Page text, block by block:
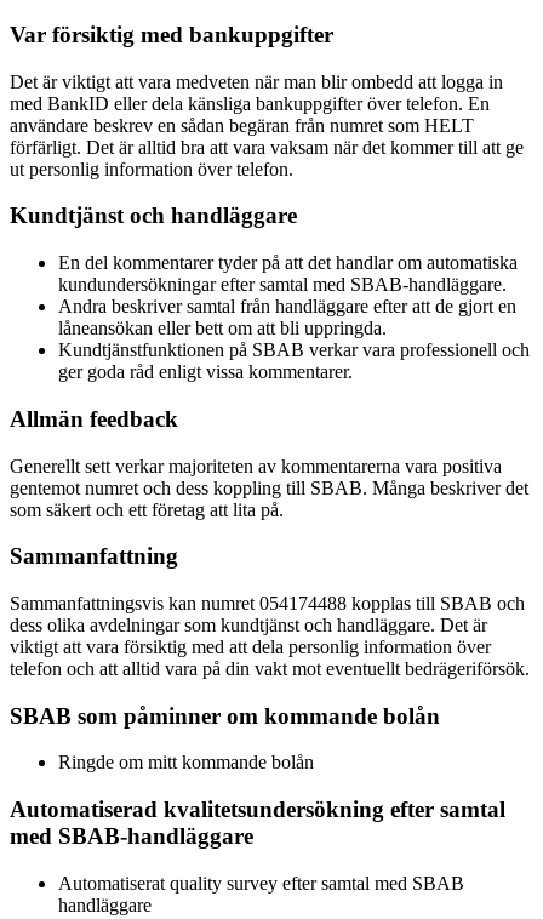
Var försiktig med bankuppgifter
Det är viktigt att vara medveten när man blir ombedd att logga in
med BankID eller dela känsliga bankuppgifter över telefon. En
användare beskrev en sådan begäran från numret som HELT
förfärligt. Det är alltid bra att vara vaksam när det kommer till att ge
ut personlig information över telefon.
Kundtjänst och handläggare
En del kommentarer tyder på att det handlar om automatiska
kundundersökningar efter samtal med SBAB-handläggare.
Andra beskriver samtal från handläggare efter att de gjort en
låneansökan eller bett om att bli uppringda.
Kundtjänstfunktionen på SBAB verkar vara professionell och
ger goda råd enligt vissa kommentarer.
Allmän feedback
Generellt sett verkar majoriteten av kommentarerna vara positiva
gentemot numret och dess koppling till SBAB. Många beskriver det
som säkert och ett företag att lita på.
Sammanfattning
Sammanfattningsvis kan numret 054174488 kopplas till SBAB och
dess olika avdelningar som kundtjänst och handläggare. Det är
viktigt att vara försiktig med att dela personlig information över
telefon och att alltid vara på din vakt mot eventuellt bedrägeriförsök.
SBAB som påminner om kommande bolån
Ringde om mitt kommande bolån
Automatiserad kvalitetsundersökning efter samtal
med SBAB-handläggare
Automatiserat quality survey efter samtal med SBAB
handläggare